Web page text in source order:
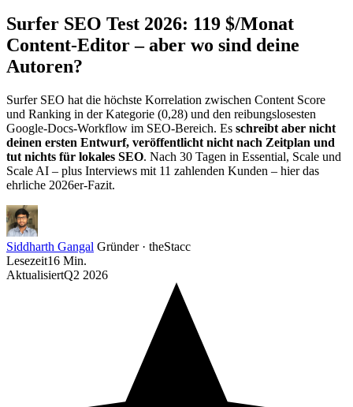
Surfer SEO Test 2026: 119 $/Monat
Content-Editor – aber wo sind deine
Autoren?
Surfer SEO hat die höchste Korrelation zwischen Content Score
und Ranking in der Kategorie (0,28) und den reibungslosesten
Google-Docs-Workflow im SEO-Bereich. Es schreibt aber nicht
deinen ersten Entwurf, veröffentlicht nicht nach Zeitplan und
tut nichts für lokales SEO. Nach 30 Tagen in Essential, Scale und
Scale AI – plus Interviews mit 11 zahlenden Kunden – hier das
ehrliche 2026er-Fazit.
Siddharth Gangal Gründer · theStacc
Lesezeit16 Min.
AktualisiertQ2 2026